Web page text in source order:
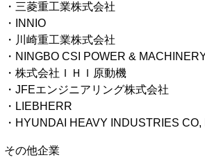
・三菱重工業株式会社
・INNIO
・川崎重工業株式会社
・NINGBO CSI POWER &
・株式会社ＩＨＩ原動機
・JFEエンジニアリング株式会社
・LIEBHERR
・HYUNDAI HEAVY INDUSTRIES CO,
その他企業